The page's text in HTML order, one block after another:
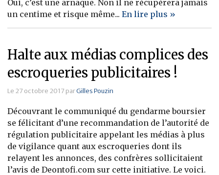
Oui, c’est une arnaque. Non il ne récupérera jamais
un centime et risque même... En lire plus »
Halte aux médias complices des
escroqueries publicitaires !
Le 27 octobre 2017 parGilles Pouzin
Découvrant le communiqué du gendarme boursier
se félicitant d’une recommandation de l’autorité de
régulation publicitaire appelant les médias à plus
de vigilance quant aux escroqueries dont ils
relayent les annonces, des confrères sollicitaient
l’avis de Deontofi.com sur cette initiative. Le voici.